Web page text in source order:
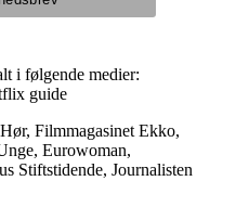
i følgende medier:
Filmmagasinet Ekko,
Eurowoman,
Stiftstidende, Journalisten